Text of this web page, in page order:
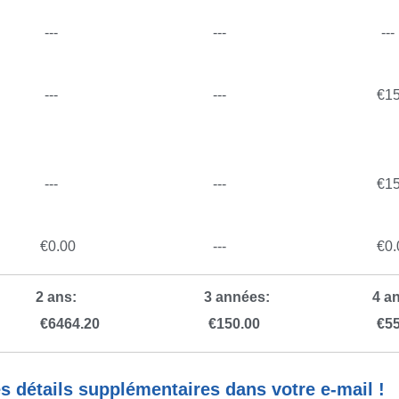
--- --- ---
--- --- €
--- --- €
€0.00 --- €
2 ans:
€6464.20
3 années:
€150.00
4
€
détails supplémentaires dans votre e-mail !